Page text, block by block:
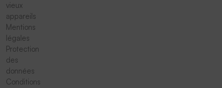
vieux
appareils
Mentions
légales
Protection
des
données
Conditions